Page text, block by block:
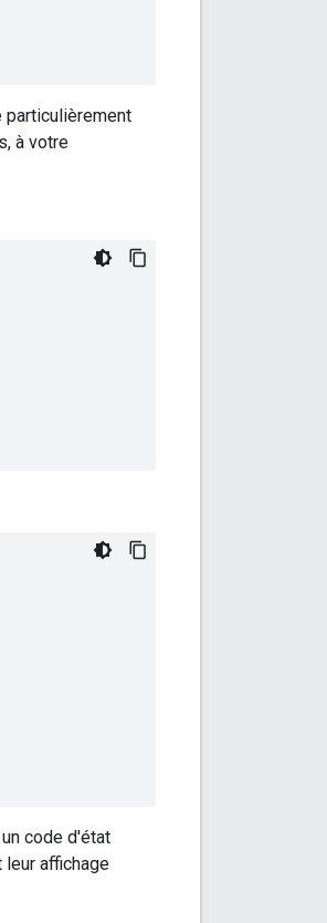
particulièrement
à votre
code d'état
leur affichage